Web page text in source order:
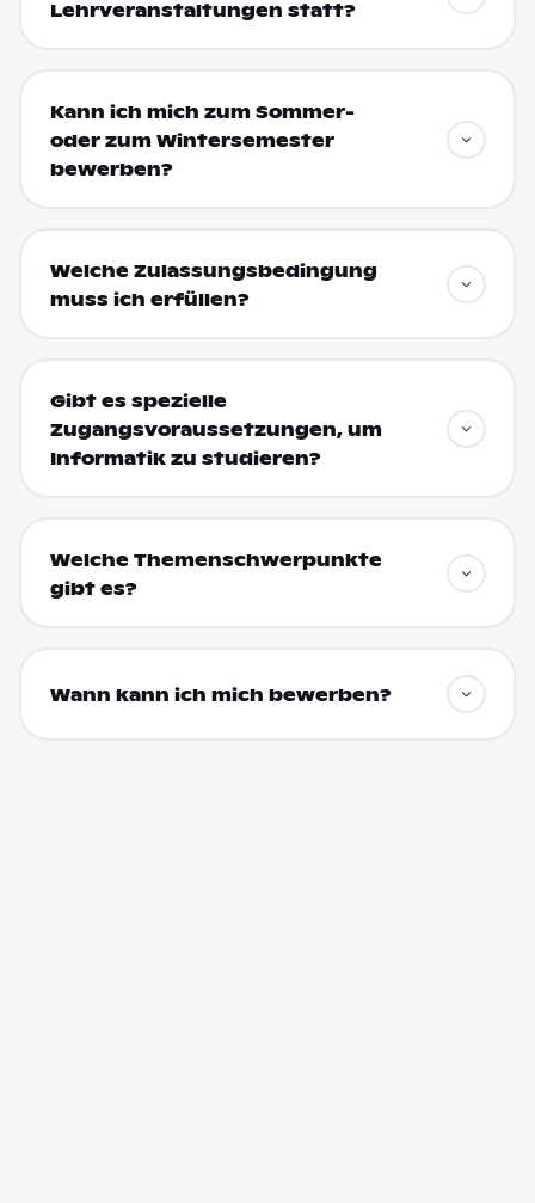
Lehrveranstaltungen statt?
Kann ich mich zum Sommer-
oder zum Wintersemester
bewerben?
Welche Zulassungsbedingung
muss ich erfüllen?
Gibt es spezielle
Zugangsvoraussetzungen, um
Informatik zu studieren?
Welche Themenschwerpunkte
gibt es?
Wann kann ich mich bewerben?